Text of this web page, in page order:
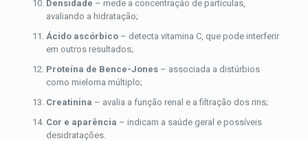
Densidade – mede a concentração de partículas,
avaliando a hidratação;
Ácido ascórbico– detecta vitamina C, que pode interferir
em outros resultados;
Proteína de Bence-Jones– associada a distúrbios
como mieloma múltiplo;
Creatinina – avalia a função renal e a filtração dos rins;
Cor e aparência – indicam a saúde geral e possíveis
desidratações.